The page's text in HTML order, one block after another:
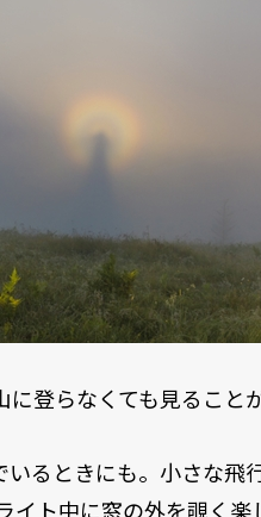
登らなくても見ること
るときにも。小さな飛
ト中に窓の外を覗く楽